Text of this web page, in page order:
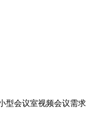
型会议室视频会议需求